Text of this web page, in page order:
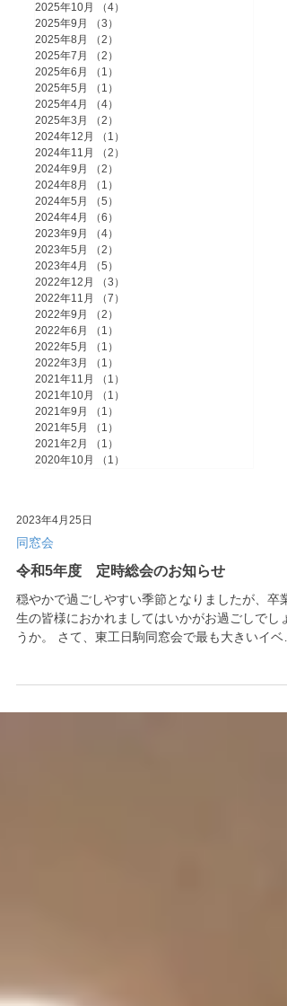
2025年10月
（4）
2025年9月
（3）
2025年8月
（2）
2025年7月
（2）
2025年6月
（1）
2025年5月
（1）
2025年4月
（4）
2025年3月
（2）
2024年12月
（1）
2024年11月
（2）
2024年9月
（2）
2024年8月
（1）
2024年5月
（5）
2024年4月
（6）
2023年9月
（4）
2023年5月
（2）
2023年4月
（5）
2022年12月
（3）
2022年11月
（7）
2022年9月
（2）
2022年6月
（1）
2022年5月
（1）
2022年3月
（1）
2021年11月
（1）
2021年10月
（1）
2021年9月
（1）
2021年5月
（1）
2021年2月
（1）
2020年10月
（1）
2023年4月25日
同窓会
令和5年度 定時総会のお知らせ
穏やかで過ごしやすい季節となりましたが、卒業
生の皆様におかれましてはいかがお過ごしでしょ
うか。 さて、東工日駒同窓会で最も大きいイベ
で、...